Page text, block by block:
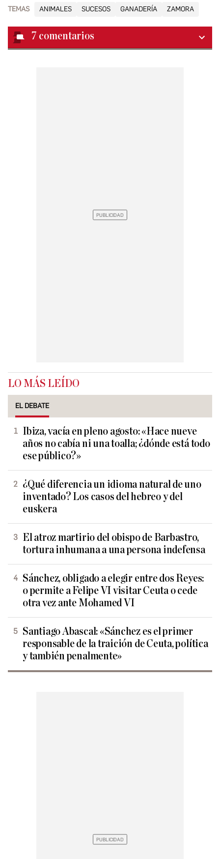
TEMAS ANIMALES SUCESOS GANADERÍA ZAMORA
7 comentarios
LO MÁS LEÍDO
EL DEBATE
Ibiza, vacía en pleno agosto: «Hace nueve
años no cabía ni una toalla; ¿dónde está todo
ese público?»
¿Qué diferencia un idioma natural de uno
inventado? Los casos del hebreo y del
euskera
El atroz martirio del obispo de Barbastro,
tortura inhumana a una persona indefensa
Sánchez, obligado a elegir entre dos Reyes:
o permite a Felipe VI visitar Ceuta o cede
otra vez ante Mohamed VI
Santiago Abascal: «Sánchez es el primer
responsable de la traición de Ceuta, política
y también penalmente»